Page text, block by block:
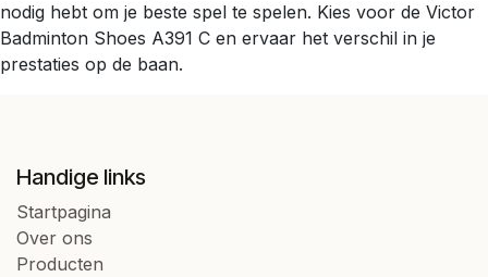
nodig hebt om je beste spel te spelen. Kies voor de Victor
Badminton Shoes A391 C en ervaar het verschil in je
prestaties op de baan.
Handige links
Startpagina
Over ons
Producten